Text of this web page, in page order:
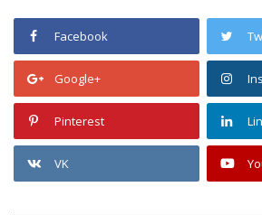
Facebook
Google+
Pinterest
VK